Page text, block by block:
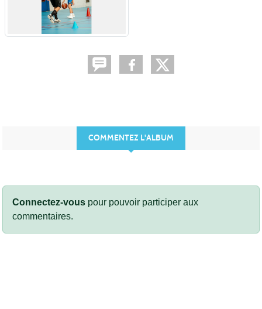
COMMENTEZ L'ALBUM
Connectez-vous pour pouvoir participer aux
commentaires.